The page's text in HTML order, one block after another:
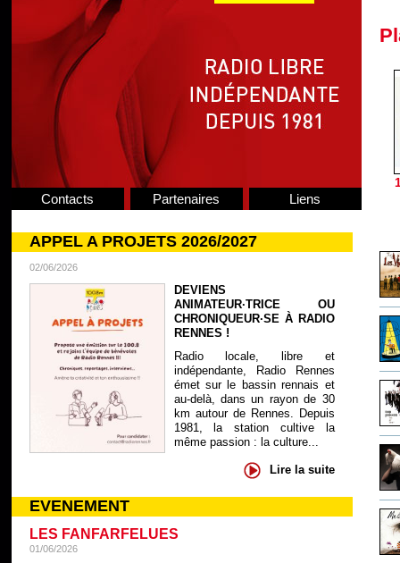
Contacts Partenaires Liens
APPEL A PROJETS 2026/2027
02/06/2026
DEVIENS
ANIMATEUR·TRICE OU
CHRONIQUEUR·SE À RADIO
RENNES !
Radio locale, libre et
indépendante, Radio Rennes
émet sur le bassin rennais et
au-delà, dans un rayon de 30
km autour de Rennes. Depuis
1981, la station cultive la
même passion : la culture...
Lire la suite
EVENEMENT
LES FANFARFELUES
01/06/2026